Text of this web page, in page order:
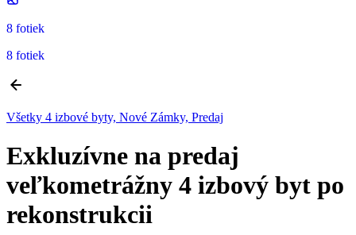
8 fotiek
8 fotiek
Všetky 4 izbové byty, Nové Zámky, Predaj
Exkluzívne na predaj
veľkometrážny 4 izbový byt po
rekonstrukcii